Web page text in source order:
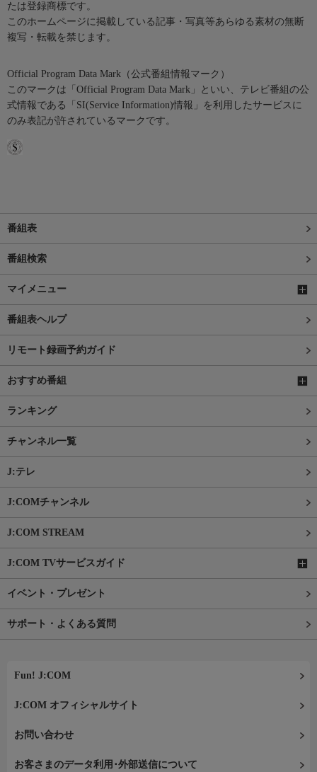
たは登録商標です。
このホームページに掲載している記事・写真等あらゆる素材の無断
複写・転載を禁じます。
Official Program Data Mark（公式番組情報マーク）
このマークは「Official Program Data Mark」といい、テレビ番組の公
式情報である「SI(Service Information)情報」を利用したサービスに
のみ表記が許されているマークです。
番組表
番組検索
マイメニュー
番組表ヘルプ
リモート録画予約ガイド
おすすめ番組
ランキング
チャンネル一覧
J:テレ
J:COMチャンネル
J:COM STREAM
J:COM TVサービスガイド
イベント・プレゼント
サポート・よくある質問
Fun! J:COM
J:COM オフィシャルサイト
お問い合わせ
お客さまのデータ利用･外部送信について